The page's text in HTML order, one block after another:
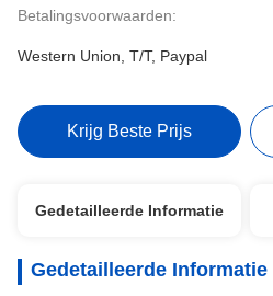
Betalingsvoorwaarden:
Western Union, T/T, Paypal
Krijg Beste Prijs
Gedetailleerde Informatie
Gedetailleerde Informatie